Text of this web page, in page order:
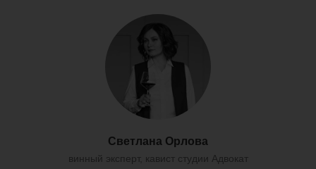
Светлана Орлова
винный эксперт, кавист студии Адвокат